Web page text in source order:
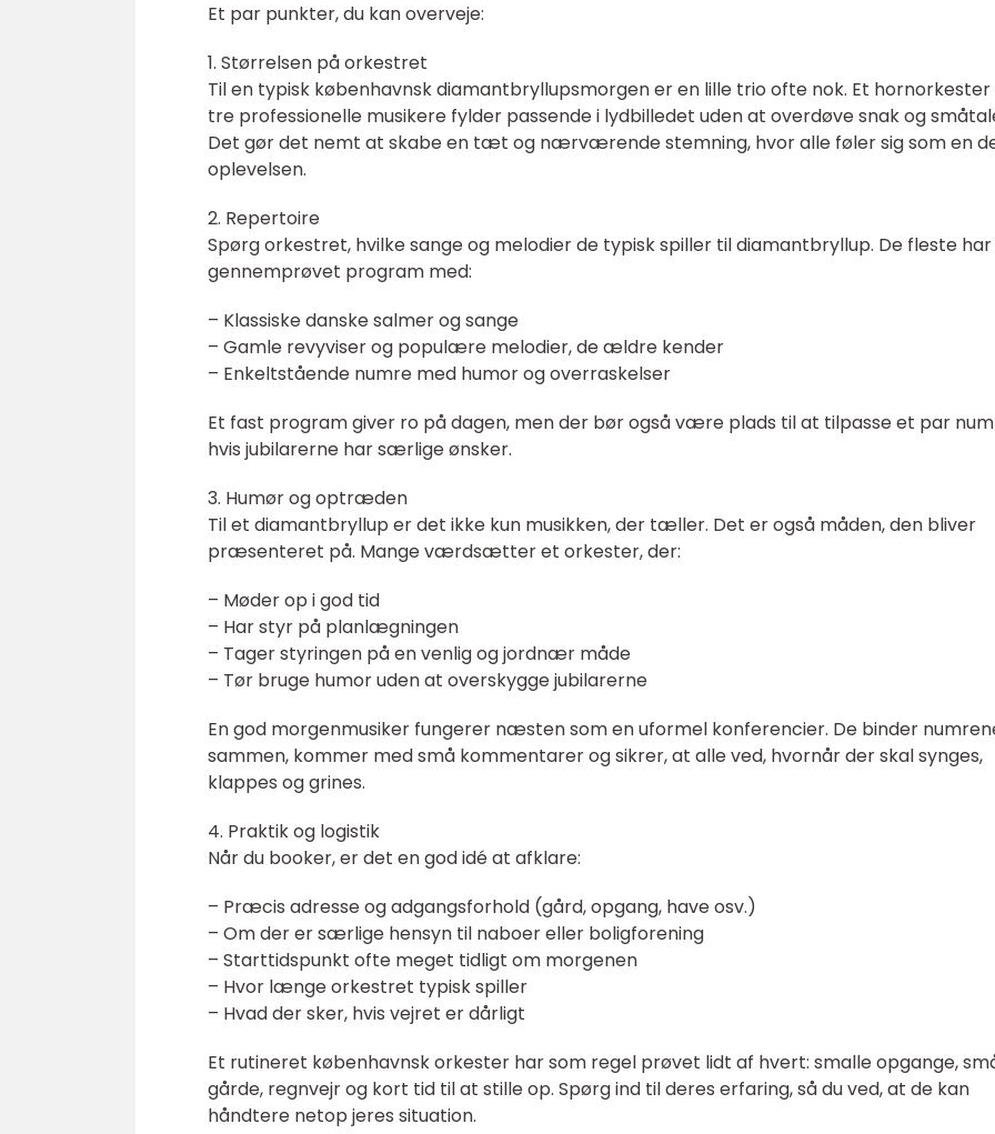
Et par punkter, du kan overveje:
1. Størrelsen på orkestret
Til en typisk københavnsk diamantbryllupsmorgen er en lille trio ofte nok. Et
tre professionelle musikere fylder passende i lydbilledet uden at overdøve snak og
Det gør det nemt at skabe en tæt og nærværende stemning, hvor alle føler sig som en
oplevelsen.
2. Repertoire
Spørg orkestret, hvilke sange og melodier de typisk spiller til diamantbryllup. De fleste
gennemprøvet program med:
– Klassiske danske salmer og sange
– Gamle revyviser og populære melodier, de ældre kender
– Enkeltstående numre med humor og overraskelser
Et fast program giver ro på dagen, men der bør også være plads til at tilpasse et par
hvis jubilarerne har særlige ønsker.
3. Humør og optræden
Til et diamantbryllup er det ikke kun musikken, der tæller. Det er også måden, den bliver
præsenteret på. Mange værdsætter et orkester, der:
– Møder op i god tid
– Har styr på planlægningen
– Tager styringen på en venlig og jordnær måde
– Tør bruge humor uden at overskygge jubilarerne
En god morgenmusiker fungerer næsten som en uformel konferencier. De binder
sammen, kommer med små kommentarer og sikrer, at alle ved, hvornår der skal synges,
klappes og grines.
4. Praktik og logistik
Når du booker, er det en god idé at afklare:
– Præcis adresse og adgangsforhold (gård, opgang, have osv.)
– Om der er særlige hensyn til naboer eller boligforening
– Starttidspunkt ofte meget tidligt om morgenen
– Hvor længe orkestret typisk spiller
– Hvad der sker, hvis vejret er dårligt
Et rutineret københavnsk orkester har som regel prøvet lidt af hvert: smalle opgange,
gårde, regnvejr og kort tid til at stille op. Spørg ind til deres erfaring, så du ved, at de kan
håndtere netop jeres situation.